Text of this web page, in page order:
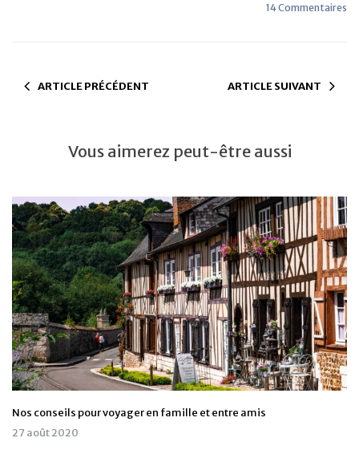
14 Commentaires
ARTICLE PRÉCÉDENT ARTICLE SUIVANT
Vous aimerez peut-être aussi
Nos conseils pour voyager en famille et entre amis
27 août 2020